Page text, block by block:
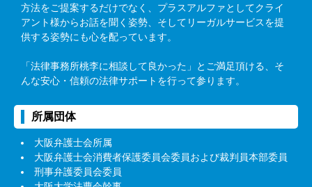
方法をご提案するだけでなく、プラスアルファとしてクライ
アント様からお話を聞く姿勢、そしてリーガルサービスを提
供する姿勢にも心を配っています。
「法律事務所桃李に相談して良かった」とご満足頂ける、そ
んな安心・信頼の法律サポートを行って参ります。
所属団体
大阪弁護士会所属
大阪弁護士会消費者保護委員会委員および裁判員本部委員
刑事弁護委員会委員